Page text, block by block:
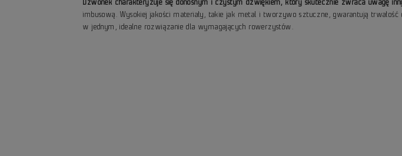
Dzwonek charakteryzuje się donośnym i czystym dźwiękiem, który skutecznie zwraca uwagę
imbusową. Wysokiej jakości materiały, takie jak metal i tworzywo sztuczne, gwarantują
w jednym, idealne rozwiązanie dla wymagających rowerzystów.